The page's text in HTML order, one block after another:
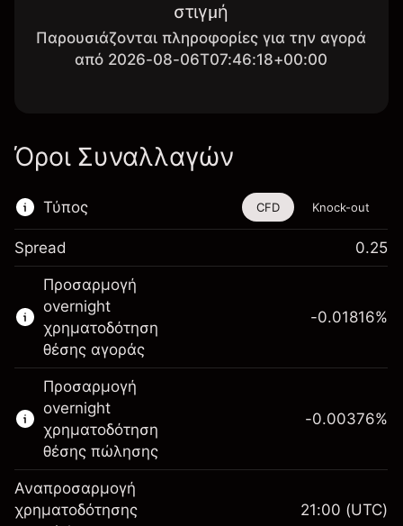
στιγμή
Παρουσιάζονται πληροφορίες για την αγορά
από 2026-08-06T07:46:18+00:00
Όροι Συναλλαγών
Τύπος
Αυτό το χρηματοοικονομικό εργαλείο είναι
διαθέσιμο για διαπραγμάτευση μέσω CFDs
και Knock-outs.
Μάθετε περισσότερα σχετικά με:
CFDs
Knock-outs
CFD Knock-out
Spread 0.25
Προσαρμογή
overnight
χρηματοδότηση
θέσης αγοράς
Περιθώριο. Η
HK$1,000.00
-0.01816%
Προσαρμογή
overnight
χρηματοδότηση
θέσης πώλησης
-0.00376%
Αναπροσαρμογή
χρηματοδότησης
21:00 (UTC)